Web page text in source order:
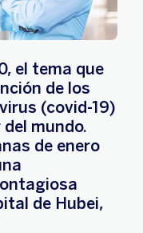
el tema que
de los
(covid-19)
mundo.
de enero
de Hubei,